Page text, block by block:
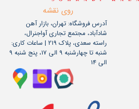
روی نقشه
آدرس فروشگاه: تهران، بازار آهن
شادآباد، مجتمع تجاری آواجنرال،
راسته سعدی، پلاک 219 | ساعات کاری:
شنبه تا چهارشنبه 9 الی 17، پنج شنبه 9
الی 14